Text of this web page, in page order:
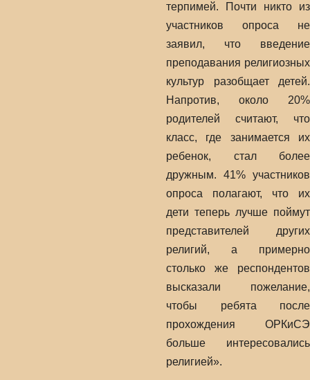
терпимей. Почти никто из
участников опроса не
заявил, что введение
преподавания религиозных
культур разобщает детей.
Напротив, около 20%
родителей считают, что
класс, где занимается их
ребенок, стал более
дружным. 41% участников
опроса полагают, что их
дети теперь лучше поймут
представителей других
религий, а примерно
столько же респондентов
высказали пожелание,
чтобы ребята после
прохождения ОРКиСЭ
больше интересовались
религией».